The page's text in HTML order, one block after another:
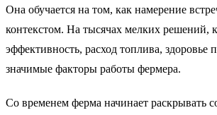
Она обучается на том, как намерение
контекстом. На тысячах мелких решений,
эффективность, расход топлива, здоровье
значимые факторы работы фермера.
Со временем ферма начинает раскрывать